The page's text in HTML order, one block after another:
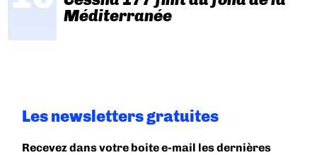
Méditerranée
Les newsletters gratuites
Recevez dans votre boite e-mail les dernières